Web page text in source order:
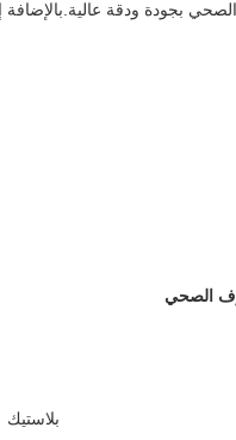
بجودة ودقة
الصحي
بلاستيك